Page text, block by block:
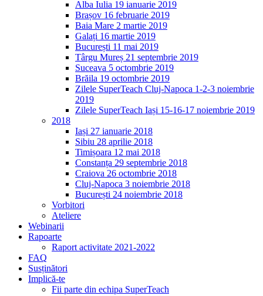
Alba Iulia 19 ianuarie 2019
Brașov 16 februarie 2019
Baia Mare 2 martie 2019
Galați 16 martie 2019
București 11 mai 2019
Târgu Mureș 21 septembrie 2019
Suceava 5 octombrie 2019
Brăila 19 octombrie 2019
Zilele SuperTeach Cluj-Napoca 1-2-3 noiembrie
2019
Zilele SuperTeach Iași 15-16-17 noiembrie 2019
2018
Iași 27 ianuarie 2018
Sibiu 28 aprilie 2018
Timișoara 12 mai 2018
Constanța 29 septembrie 2018
Craiova 26 octombrie 2018
Cluj-Napoca 3 noiembrie 2018
București 24 noiembrie 2018
Vorbitori
Ateliere
Webinarii
Rapoarte
Raport activitate 2021-2022
FAQ
Susținători
Implică-te
Fii parte din echipa SuperTeach